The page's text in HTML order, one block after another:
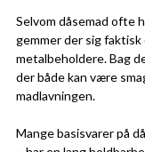
Selvom dåsemad ofte
gemmer der sig
metalbeholdere. Bag
der både kan være
madlavningen.
Mange basisvarer på